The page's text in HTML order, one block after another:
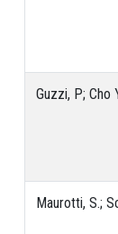
Guzzi, P; Cho
Maurotti, S.;